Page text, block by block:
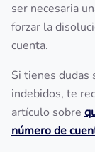
ser necesaria
forzar la
cuenta.
Si tienes dudas
indebidos, te
artículo sobre
número de